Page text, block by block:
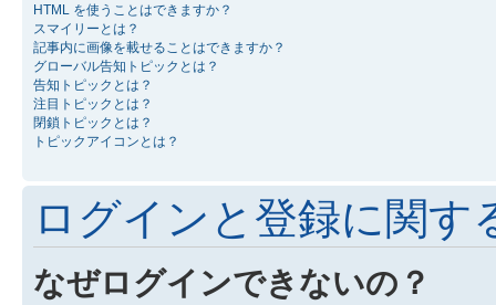
HTML を使うことはできますか？
スマイリーとは？
記事内に画像を載せることはできますか？
グローバル告知トピックとは？
告知トピックとは？
注目トピックとは？
閉鎖トピックとは？
トピックアイコンとは？
ログインと登録に関す
なぜログインできないの？